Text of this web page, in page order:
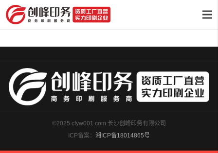
©2025 cfyw001.com 长沙创峰印务有限公司
ICP备案： 湘ICP备18014865号